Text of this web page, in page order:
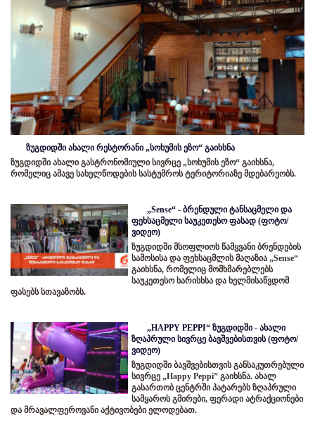
ზუგდიდში ახალი რესტორანი „სოხუმის ეზო“ გაიხსნა
ზუგდიდში ახალი გასტრონომიული სივრცე „სოხუმის ეზო“ გაიხსნა,
რომელიც ამავე სახელწოდების სასტუმროს ტერიტორიაზე მდებარეობს.
„Sense“ - ბრენდული ტანსაცმელი და
ფეხსაცმელი საუკეთესო ფასად (ფოტო/
ვიდეო)
ზუგდიდში მსოფლიოს წამყვანი ბრენდების
სამოსისა და ფეხსაცმლის მაღაზია „Sense“
გაიხსნა, რომელიც მომხმარებლებს
საუკეთესო ხარისხსა და ხელმისაწვდომ
ფასებს სთავაზობს.
„HAPPY PEPPI“ ზუგდიდში - ახალი
ზღაპრული სივრცე ბავშვებისთვის (ფოტო/
ვიდეო)
ზუგდიდში ბავშვებისთვის განსაკუთრებული
სივრცე „Happy Peppi” გაიხსნა. ახალ
გასართობ ცენტრში პატარებს ზღაპრული
სამყაროს გმირები, ფერადი ატრაქციონები
და მრავალფეროვანი აქტივობები ელოდებათ.